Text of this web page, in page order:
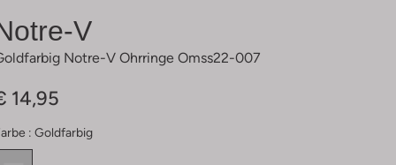
V
Notre-V Ohrringe Omss22-007
14,95
: Goldfarbig